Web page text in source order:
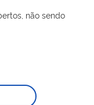
não sendo